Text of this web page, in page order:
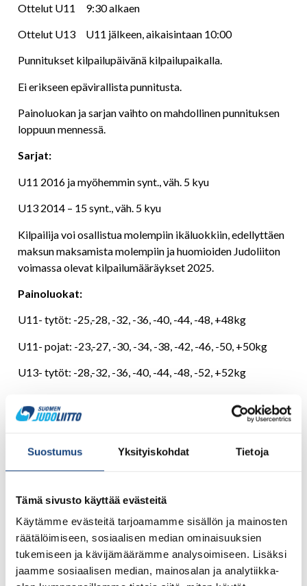
Suostumus Yksityiskohdat Tietoja
Tämä sivusto käyttää evästeitä
Käytämme evästeitä tarjoamamme sisällön ja mainosten
räätälöimiseen, sosiaalisen median ominaisuuksien
tukemiseen ja kävijämäärämme analysoimiseen. Lisäksi
jaamme sosiaalisen median, mainosalan ja analytiikka-
Ottelut U11 9:30 alkaen
Ottelut U13 U11 jälkeen, aikaisintaan 10:00
Punnitukset kilpailupäivänä kilpailupaikalla.
Ei erikseen epävirallista punnitusta.
Painoluokan ja sarjan vaihto on mahdollinen punnituksen
loppuun mennessä.
Sarjat:
U11 2016 ja myöhemmin synt., väh. 5 kyu
U13 2014 – 15 synt., väh. 5 kyu
Kilpailija voi osallistua molempiin ikäluokkiin, edellyttäen
maksun maksamista molempiin ja huomioiden Judoliiton
voimassa olevat kilpailumääräykset 2025.
Painoluokat:
U11- tytöt: -25,-28, -32, -36, -40, -44, -48, +48kg
U11- pojat: -23,-27, -30, -34, -38, -42, -46, -50, +50kg
U13- tytöt: -28,-32, -36, -40, -44, -48, -52, +52kg
Kilpailija voi osallistua ainoastaan yhteen painoluokkaan
Järjestäjällä oikeus sarjojen yhdistämisiin ja painoluokkien
Suomen Judoliiton voimassa olevat kilpailusäännöt.
Huom. U11 erityissäännöt.